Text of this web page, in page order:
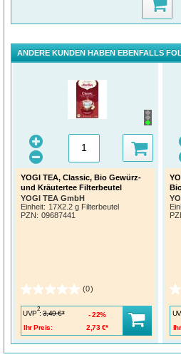
ANDERE KUNDEN HABEN EBENFALLS
YOGI TEA, Classic, Bio Gewürz-
und Kräutertee Filterbeutel
YOGI TEA GmbH
Einheit: 17X2.2 g Filterbeutel
PZN: 09687441
(0)
UVP
2
: 3,49 €*
Ihr Preis:
2,73 €*
22%